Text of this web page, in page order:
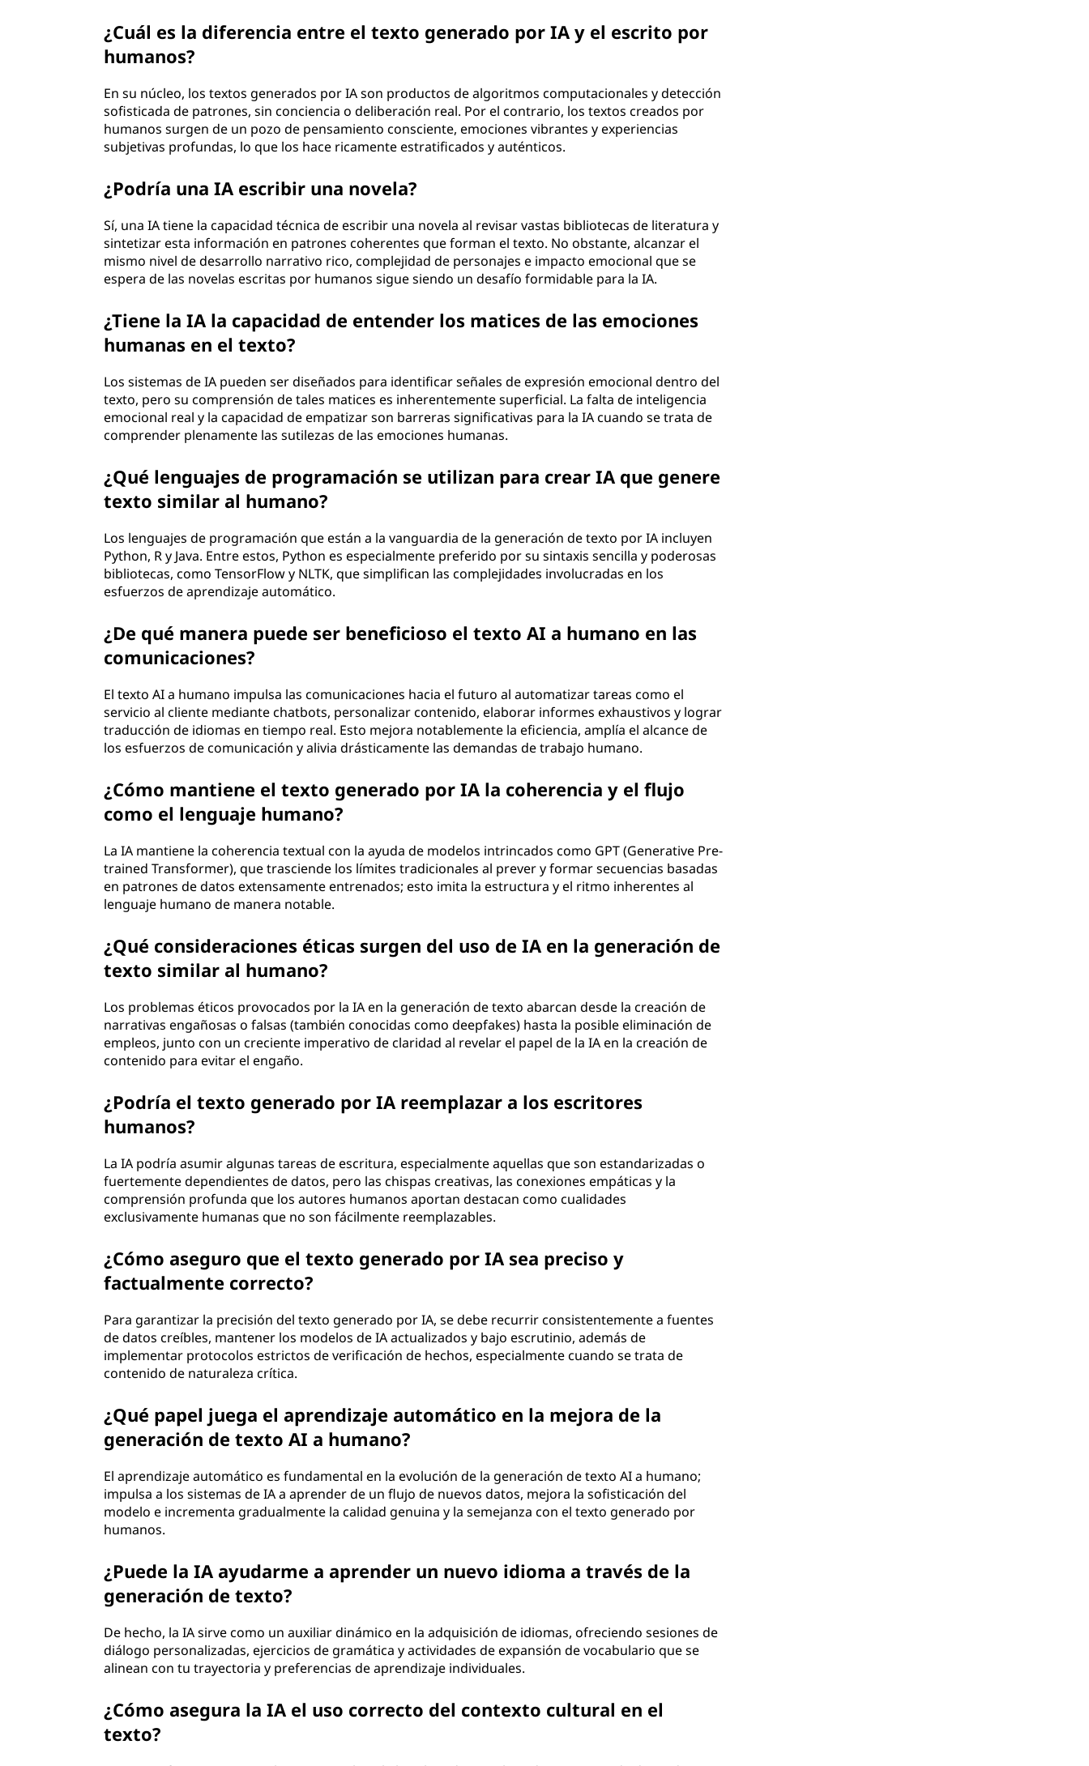
¿Cuál es la diferencia entre el texto generado por IA y el escrito por
humanos?
En su núcleo, los textos generados por IA son productos de algoritmos computacionales y detección
sofisticada de patrones, sin conciencia o deliberación real. Por el contrario, los textos creados por
humanos surgen de un pozo de pensamiento consciente, emociones vibrantes y experiencias
subjetivas profundas, lo que los hace ricamente estratificados y auténticos.
¿Podría una IA escribir una novela?
Sí, una IA tiene la capacidad técnica de escribir una novela al revisar vastas bibliotecas de literatura y
sintetizar esta información en patrones coherentes que forman el texto. No obstante, alcanzar el
mismo nivel de desarrollo narrativo rico, complejidad de personajes e impacto emocional que se
espera de las novelas escritas por humanos sigue siendo un desafío formidable para la IA.
¿Tiene la IA la capacidad de entender los matices de las emociones
humanas en el texto?
Los sistemas de IA pueden ser diseñados para identificar señales de expresión emocional dentro del
texto, pero su comprensión de tales matices es inherentemente superficial. La falta de inteligencia
emocional real y la capacidad de empatizar son barreras significativas para la IA cuando se trata de
comprender plenamente las sutilezas de las emociones humanas.
¿Qué lenguajes de programación se utilizan para crear IA que genere
texto similar al humano?
Los lenguajes de programación que están a la vanguardia de la generación de texto por IA incluyen
Python, R y Java. Entre estos, Python es especialmente preferido por su sintaxis sencilla y poderosas
bibliotecas, como TensorFlow y NLTK, que simplifican las complejidades involucradas en los
esfuerzos de aprendizaje automático.
¿De qué manera puede ser beneficioso el texto AI a humano en las
comunicaciones?
El texto AI a humano impulsa las comunicaciones hacia el futuro al automatizar tareas como el
servicio al cliente mediante chatbots, personalizar contenido, elaborar informes exhaustivos y lograr
traducción de idiomas en tiempo real. Esto mejora notablemente la eficiencia, amplía el alcance de
los esfuerzos de comunicación y alivia drásticamente las demandas de trabajo humano.
¿Cómo mantiene el texto generado por IA la coherencia y el flujo
como el lenguaje humano?
La IA mantiene la coherencia textual con la ayuda de modelos intrincados como GPT (Generative Pre-
trained Transformer), que trasciende los límites tradicionales al prever y formar secuencias basadas
en patrones de datos extensamente entrenados; esto imita la estructura y el ritmo inherentes al
lenguaje humano de manera notable.
¿Qué consideraciones éticas surgen del uso de IA en la generación de
texto similar al humano?
Los problemas éticos provocados por la IA en la generación de texto abarcan desde la creación de
narrativas engañosas o falsas (también conocidas como deepfakes) hasta la posible eliminación de
empleos, junto con un creciente imperativo de claridad al revelar el papel de la IA en la creación de
contenido para evitar el engaño.
¿Podría el texto generado por IA reemplazar a los escritores
humanos?
La IA podría asumir algunas tareas de escritura, especialmente aquellas que son estandarizadas o
fuertemente dependientes de datos, pero las chispas creativas, las conexiones empáticas y la
comprensión profunda que los autores humanos aportan destacan como cualidades
exclusivamente humanas que no son fácilmente reemplazables.
¿Cómo aseguro que el texto generado por IA sea preciso y
factualmente correcto?
Para garantizar la precisión del texto generado por IA, se debe recurrir consistentemente a fuentes
de datos creíbles, mantener los modelos de IA actualizados y bajo escrutinio, además de
implementar protocolos estrictos de verificación de hechos, especialmente cuando se trata de
contenido de naturaleza crítica.
¿Qué papel juega el aprendizaje automático en la mejora de la
generación de texto AI a humano?
El aprendizaje automático es fundamental en la evolución de la generación de texto AI a humano;
impulsa a los sistemas de IA a aprender de un flujo de nuevos datos, mejora la sofisticación del
modelo e incrementa gradualmente la calidad genuina y la semejanza con el texto generado por
humanos.
¿Puede la IA ayudarme a aprender un nuevo idioma a través de la
generación de texto?
De hecho, la IA sirve como un auxiliar dinámico en la adquisición de idiomas, ofreciendo sesiones de
diálogo personalizadas, ejercicios de gramática y actividades de expansión de vocabulario que se
alinean con tu trayectoria y preferencias de aprendizaje individuales.
¿Cómo asegura la IA el uso correcto del contexto cultural en el
texto?